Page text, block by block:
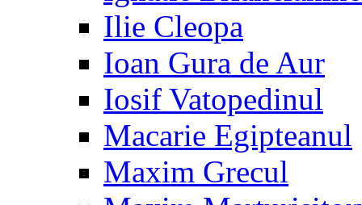
Ilie Cleopa
Ioan Gura de Aur
Iosif Vatopedinul
Macarie Egipteanul
Maxim Grecul